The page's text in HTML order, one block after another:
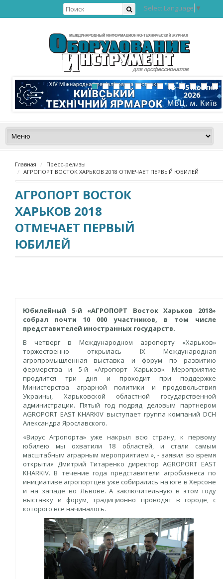
Select Language ▼
Главная
Пресс-релизы
АГРОПОРТ ВОСТОК ХАРЬКОВ 2018 ОТМЕЧАЕТ ПЕРВЫЙ ЮБИЛЕЙ
АГРОПОРТ ВОСТОК
ХАРЬКОВ 2018
ОТМЕЧАЕТ ПЕРВЫЙ
ЮБИЛЕЙ
Юбилейный 5-й «АГРОПОРТ Восток Харьков 2018»
собрал почти 10 000 участников, в том числе
представителей иностранных государств.
В четверг в Международном аэропорту «Харьков»
торжественно открылась IX Международная
агропромышленная выставка и форум по развитию
фермерства и 5-й «Агропорт Харьков». Мероприятие
продлится три дня и проходит при поддержке
Министерства аграрной политики и продовольствия
Украины, Харьковской областной государственной
администрации. Пятый год подряд деловым партнером
AGROPORT EAST KHARKIV выступает группа компаний DCH
Александра Ярославского.
«Вирус Агропорта» уже накрыл всю страну, к первому
юбилею мы охватили 18 областей, и стали самым
масштабным аграрным мероприятием », - заявил во время
открытия Дмитрий Титаренко директор AGROPORT EAST
KHARKIV. В течение года представители агробизнеса по
инициативе агропортцев уже собирались на юге в Херсоне
и на западе во Львове. А заключительную в этом году
выставку и форум, традиционно проводят в городе, с
которого все начиналось.